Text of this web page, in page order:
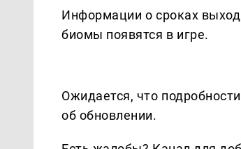
Информации о сроках
биомы появятся в игре.
Ожидается, что
об обновлении.